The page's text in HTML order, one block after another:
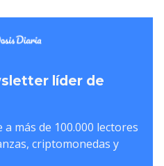
líder de
más de 100.000 lectores
criptomonedas y